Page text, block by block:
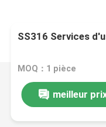
SS316 Services
MOQ：1 pièce
meilleur